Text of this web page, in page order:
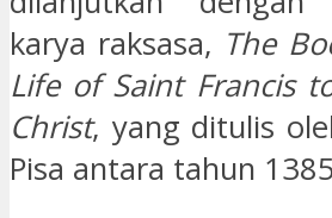
karya raksasa, The
Life of Saint Francis
Christ, yang ditulis
Pisa antara tahun